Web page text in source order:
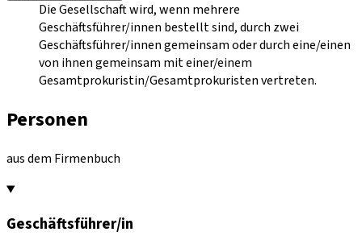
Die Gesellschaft wird, wenn mehrere
Geschäftsführer/innen bestellt sind, durch zwei
Geschäftsführer/innen gemeinsam oder durch eine/einen
von ihnen gemeinsam mit einer/einem
Gesamtprokuristin/Gesamtprokuristen vertreten.
Personen
aus dem Firmenbuch
Geschäftsführer/in